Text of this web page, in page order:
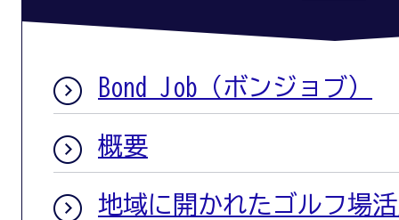
Bond Job（ボンジョブ）
概要
地域に開かれたゴルフ場